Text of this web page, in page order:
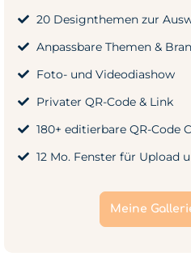
20 Designthemen zur
Anpassbare Themen &
Foto- und Videodiashow
Privater QR-Code & Link
180+ editierbare QR-Code
12 Mo. Fenster für Upload
Meine